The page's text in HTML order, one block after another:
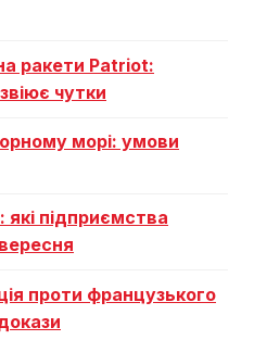
ракети Patriot:
чутки
морі: умови
підприємства
проти французького